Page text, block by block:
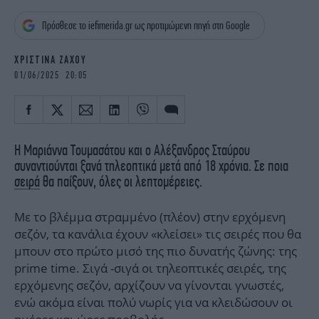
OSCARS
THE OCEAN
Πρόσθεσε το iefimerida.gr ως προτιμώμενη πηγή στη Google
ΧΡΙΣΤΙΝΑ ΖΑΧΟΥ
01/06/2025 20:05
Η Μαριάννα Τουμασάτου και ο Αλέξανδρος Σταύρου
συναντιούνται ξανά τηλεοπτικά μετά από 18 χρόνια. Σε ποια
σειρά θα παίξουν, όλες οι λεπτομέρειες.
Με το βλέμμα στραμμένο (πλέον) στην ερχόμενη
σεζόν, τα κανάλια έχουν «κλείσει» τις σειρές που θα
μπουν στο πρώτο μισό της πιο δυνατής ζώνης: της
prime time. Σιγά -σιγά οι τηλεοπτικές σειρές, της
ερχόμενης σεζόν, αρχίζουν να γίνονται γνωστές,
ενώ ακόμα είναι πολύ νωρίς για να κλειδώσουν οι